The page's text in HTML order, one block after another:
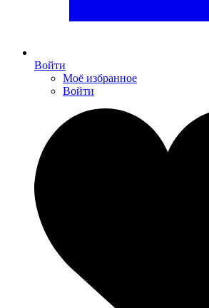
Войти
Моё избранное
Войти